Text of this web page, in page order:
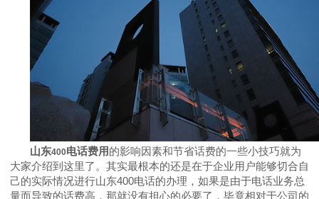
山东400电话费用的影响因素和节省话费的一些小技巧就为
大家介绍到这里了。其实最根本的还是在于企业用户能够切合自
己的实际情况进行山东400电话的办理，如果是由于电话业务总
量而导致的话费高，那就没有担心的必要了，毕竟相对于公司的